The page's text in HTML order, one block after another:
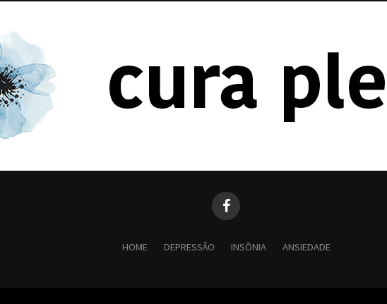
HOME DEPRESSÃO INSÔNIA ANSIEDADE